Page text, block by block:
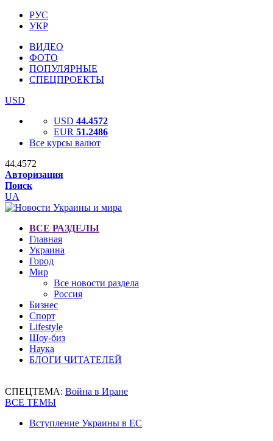
РУС
УКР
ВИДЕО
ФОТО
ПОПУЛЯРНЫЕ
СПЕЦПРОЕКТЫ
USD
USD 44.4572
EUR 51.2486
Все курсы валют
44.4572
Авторизация
Поиск
UA
ВСЕ РАЗДЕЛЫ
Главная
Украина
Город
Мир
Все новости раздела
Россия
Бизнес
Спорт
Lifestyle
Шоу-биз
Наука
БЛОГИ ЧИТАТЕЛЕЙ
СПЕЦТЕМА: Война в Иране
ВСЕ ТЕМЫ
Вступление Украины в ЕС